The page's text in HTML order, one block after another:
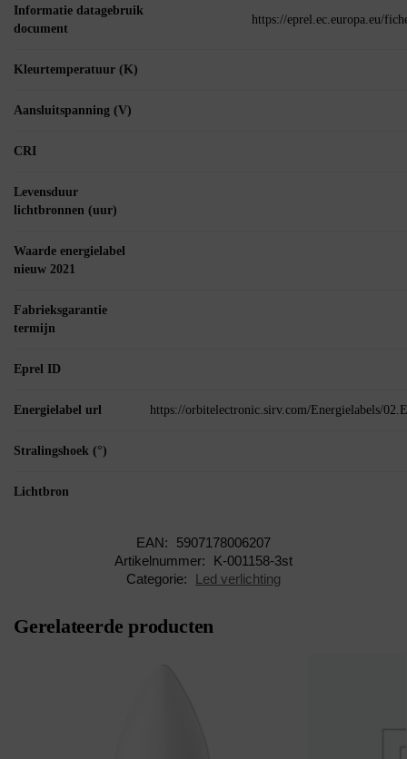
Informatie datagebruik
document
https://eprel.ec.europa.eu/
Kleurtemperatuur (K)
Aansluitspanning (V)
CRI
Levensduur
lichtbronnen (uur)
Waarde energielabel
nieuw 2021
Fabrieksgarantie
termijn
Eprel ID
Energielabel url https://orbitelectronic.sirv.com/Energielabels/
Stralingshoek (°)
Lichtbron
EAN:
5907178006207
Artikelnummer:
K-001158-3st
Categorie:
Led verlichting
Gerelateerde producten